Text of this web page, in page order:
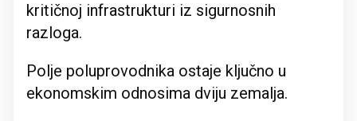
kritičnoj infrastrukturi iz sigurnosnih
razloga.
Polje poluprovodnika ostaje ključno u
ekonomskim odnosima dviju zemalja.